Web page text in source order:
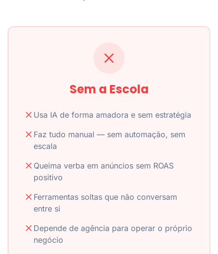
Sem a Escola
Usa IA de forma amadora e sem estratégia
Faz tudo manual — sem automação, sem
escala
Queima verba em anúncios sem ROAS
positivo
Ferramentas soltas que não conversam
entre si
Depende de agência para operar o próprio
negócio